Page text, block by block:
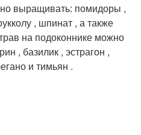
выращивать: помидоры ,
, шпинат , а также
на подоконнике можно
, базилик , эстрагон ,
и тимьян .